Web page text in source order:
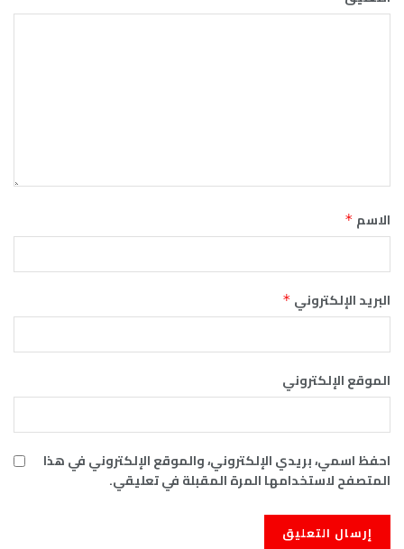
الاسم *
البريد الإلكتروني *
الموقع الإلكتروني
احفظ اسمي، بريدي الإلكتروني، والموقع الإلكتروني في هذا
المتصفح لاستخدامها المرة المقبلة في تعليقي.